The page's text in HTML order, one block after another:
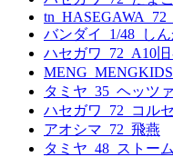
バンダイ_1/48_し
ハセガワ_72_A10
タミヤ_35_ヘッツ
ハセガワ_72_コル
アオシマ_72_飛燕
タミヤ_48_ストー